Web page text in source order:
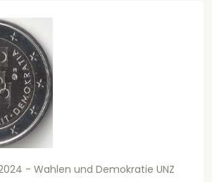
- Wahlen und Demokratie UNZ